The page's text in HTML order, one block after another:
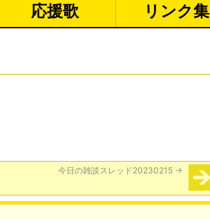
応援歌 リンク集
今日の雑談スレッド20230215 →